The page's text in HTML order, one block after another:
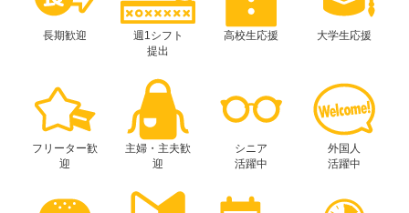
長期歓迎
週1シフト
提出
高校生応援 大学生応援
フリーター歓
迎
主婦・主夫歓
迎
シニア
活躍中
外国人
活躍中